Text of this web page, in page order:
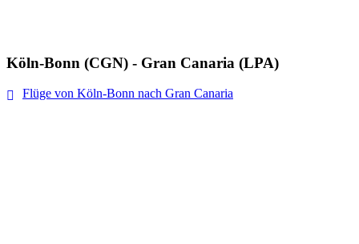
Köln-Bonn (CGN) - Gran Canaria (LPA)
Flüge von Köln-Bonn nach Gran Canaria